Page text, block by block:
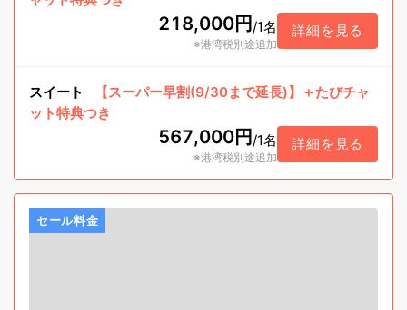
218,000円/1名
※港湾税別途追加
詳細を見る
スイート
【スーパー早割(9/30まで延長)】＋たびチャ
ット特典つき
567,000円/1名
※港湾税別途追加
詳細を見る
セール料金